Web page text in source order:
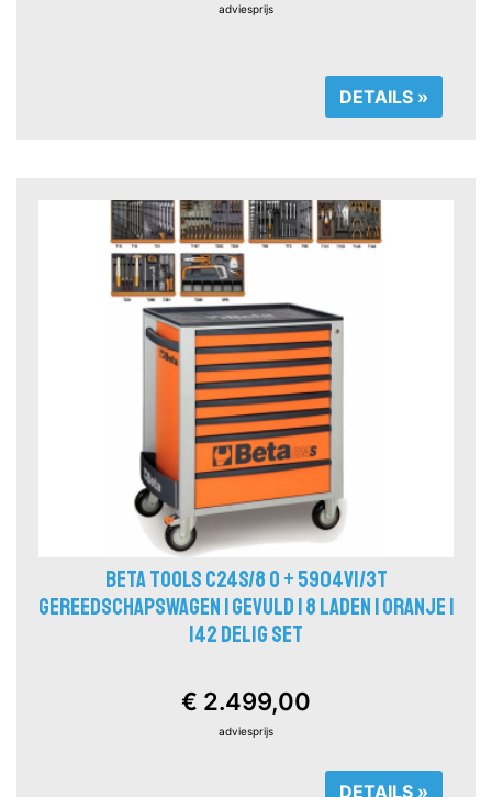
adviesprijs
DETAILS »
BETA TOOLS C24S/8 O + 5904VI/3T
GEREEDSCHAPSWAGEN | GEVULD | 8 LADEN | ORANJE |
142 DELIG SET
€ 2.499,00
adviesprijs
DETAILS »